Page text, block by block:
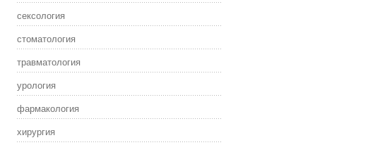
сексология
стоматология
травматология
урология
фармакология
хирургия